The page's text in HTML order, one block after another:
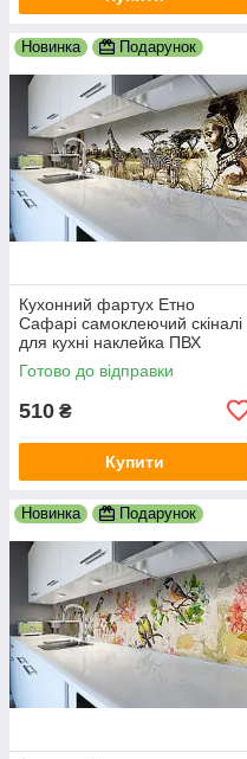
Новинка Подарунок
Кухонний фартух Етно
Сафарі самоклеючий скіналі
для кухні наклейка ПВХ
слони зебри Африка
600х2000 мм
Готово до відправки
510 ₴
Купити
Новинка Подарунок